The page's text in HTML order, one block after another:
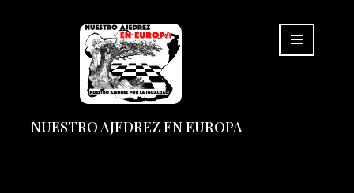
NUESTRO AJEDREZ EN EUROPA